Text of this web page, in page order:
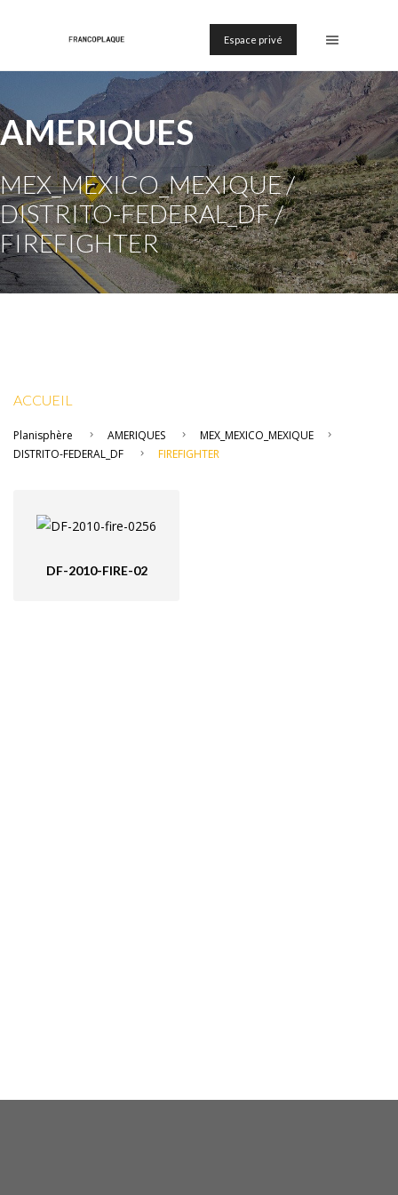
Espace privé
AMERIQUES
MEX_MEXICO_MEXIQUE /
DISTRITO-FEDERAL_DF /
FIREFIGHTER
ACCUEIL
Planisphère AMERIQUES
MEX_MEXICO_MEXIQUE
DISTRITO-FEDERAL_DF
FIREFIGHTER
DF-2010-FIRE-02